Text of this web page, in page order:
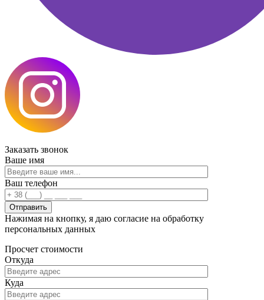
Заказать звонок
Ваше имя
Ваш телефон
Нажимая на кнопку, я даю согласие на обработку
персональных данных
Просчет стоимости
Откуда
Куда